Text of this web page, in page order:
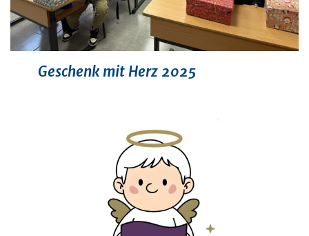
Geschenk mit Herz 2025